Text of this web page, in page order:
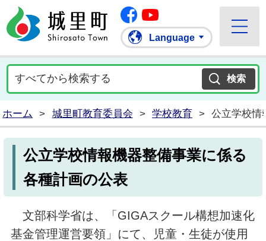
城里町ホームページ
Facebook
Language
ホーム > 城里町教育委員会 > 学校教育 > 公立学校情
公立学校情報機器整備事業に係る
各種計画の公表
文部科学省は、「GIGAスクール構想加速化
基金管理運営要領」にて、児童・生徒が使用